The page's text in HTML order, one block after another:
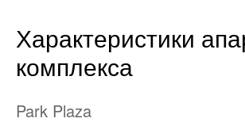
Характеристики
комплекса
Park Plaza